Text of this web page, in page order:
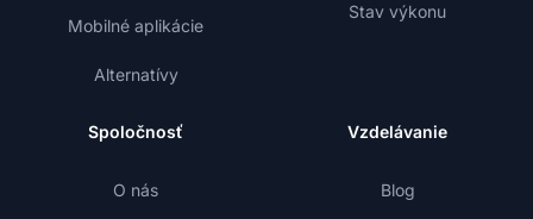
Mobilné aplikácie
Alternatívy
Stav výkonu
Spoločnosť
O nás
Vzdelávanie
Blog